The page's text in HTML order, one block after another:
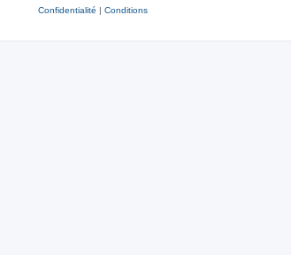
Confidentialité | Conditions